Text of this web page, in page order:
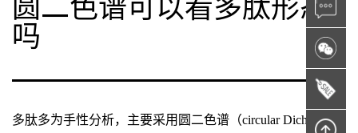
圆二色谱可以看多肽形态
吗
多肽多为手性分析，主要采用圆二色谱（circular Dichroism